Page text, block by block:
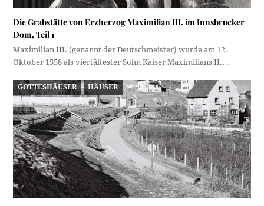
Die Grabstätte von Erzherzog Maximilian III. im Innsbrucker
Dom, Teil 1
Maximilian III. (genannt der Deutschmeister) wurde am 12.
Oktober 1558 als viertältester Sohn Kaiser Maximilians II.…
GOTTESHÄUSER HÄUSER